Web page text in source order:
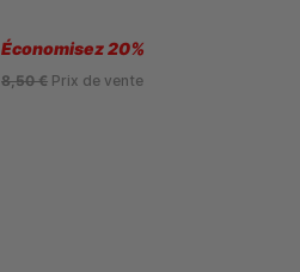
Économisez 20%
8,50 € Prix de vente